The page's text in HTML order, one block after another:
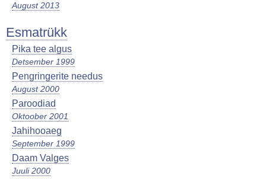
August 2013
Esmatrükk
Pika tee algus
Detsember 1999
Pengringerite needus
August 2000
Paroodiad
Oktoober 2001
Jahihooaeg
September 1999
Daam Valges
Juuli 2000